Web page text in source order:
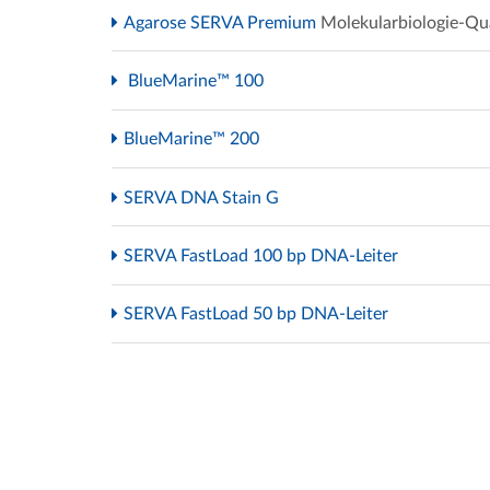
Agarose SERVA Premium Molekularbiologie-
BlueMarine™ 100
BlueMarine™ 200
SERVA DNA Stain G
SERVA FastLoad 100 bp DNA-Leiter
SERVA FastLoad 50 bp DNA-Leiter